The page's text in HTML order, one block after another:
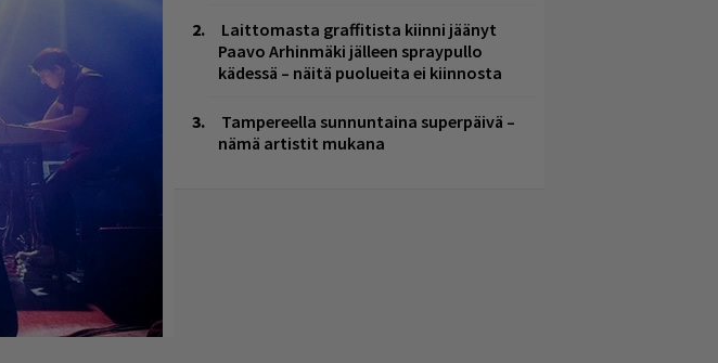
Laittomasta graffitista kiinni jäänyt
Paavo Arhinmäki jälleen spraypullo
kädessä – näitä puolueita ei kiinnosta
Tampereella sunnuntaina superpäivä –
nämä artistit mukana